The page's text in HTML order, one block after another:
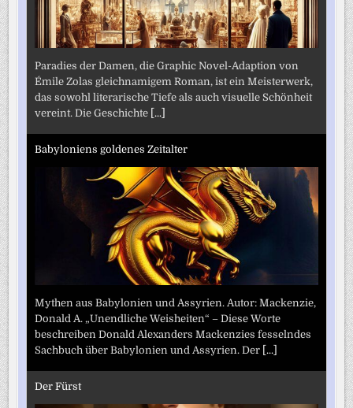
Paradies der Damen, die Graphic Novel-Adaption von
Émile Zolas gleichnamigem Roman, ist ein Meisterwerk,
das sowohl literarische Tiefe als auch visuelle Schönheit
vereint. Die Geschichte [...]
Babyloniens goldenes Zeitalter
Mythen aus Babylonien und Assyrien. Autor: Mackenzie,
Donald A. „Unendliche Weisheiten“ – Diese Worte
beschreiben Donald Alexanders Mackenzies fesselndes
Sachbuch über Babylonien und Assyrien. Der [...]
Der Fürst